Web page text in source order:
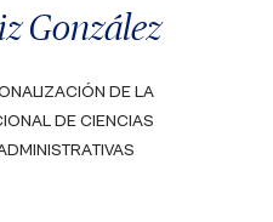
González
DE LA
DE CIENCIAS